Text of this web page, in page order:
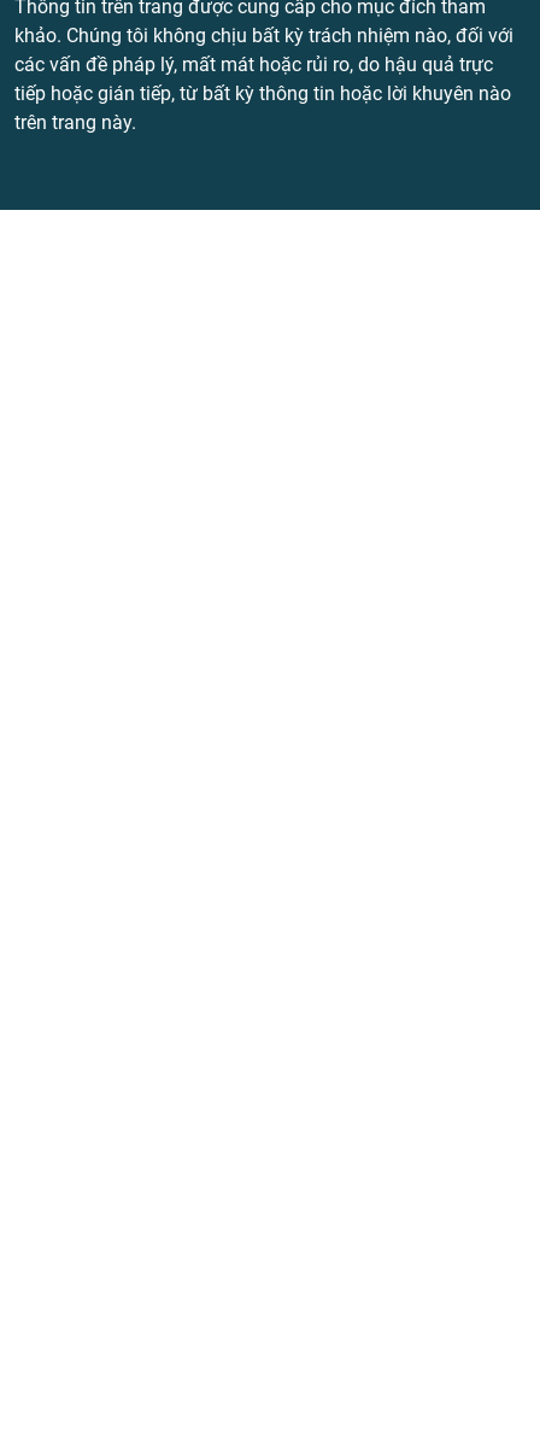
Thông tin trên trang được cung cấp cho mục đích tham
khảo. Chúng tôi không chịu bất kỳ trách nhiệm nào, đối với
các vấn đề pháp lý, mất mát hoặc rủi ro, do hậu quả trực
tiếp hoặc gián tiếp, từ bất kỳ thông tin hoặc lời khuyên nào
trên trang này.